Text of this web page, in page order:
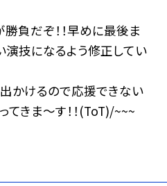
負だぞ！！早めに最後ま
演技になるよう修正してい
かけるので応援できない
きま～す！！(ToT)/~~~